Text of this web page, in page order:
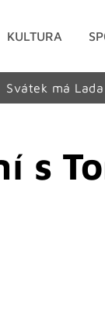
KULTURA
Svátek má Lada
s